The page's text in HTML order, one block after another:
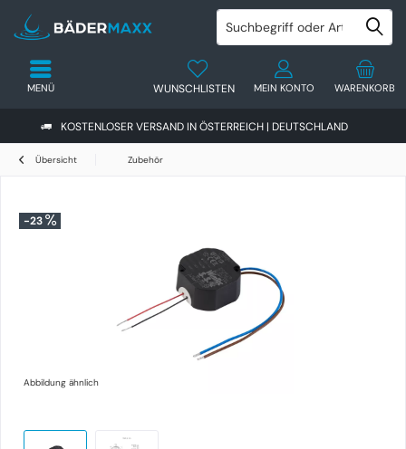
KOSTENLOSER VERSAND IN ÖSTERREICH | DEUTSCHLAND
WARENKORB
WUNSCHLISTEN MEIN KONTO
MENÜ
Übersicht Zubehör
-23
Abbildung ähnlich